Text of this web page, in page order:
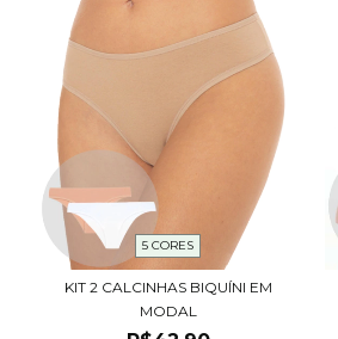
5 CORES
KIT 2 CALCINHAS BIQUÍNI EM
MODAL